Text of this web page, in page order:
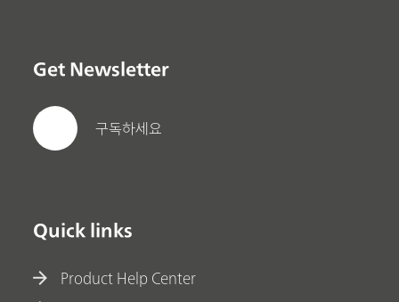
Get Newsletter
구독하세요
Quick links
Product Help Center